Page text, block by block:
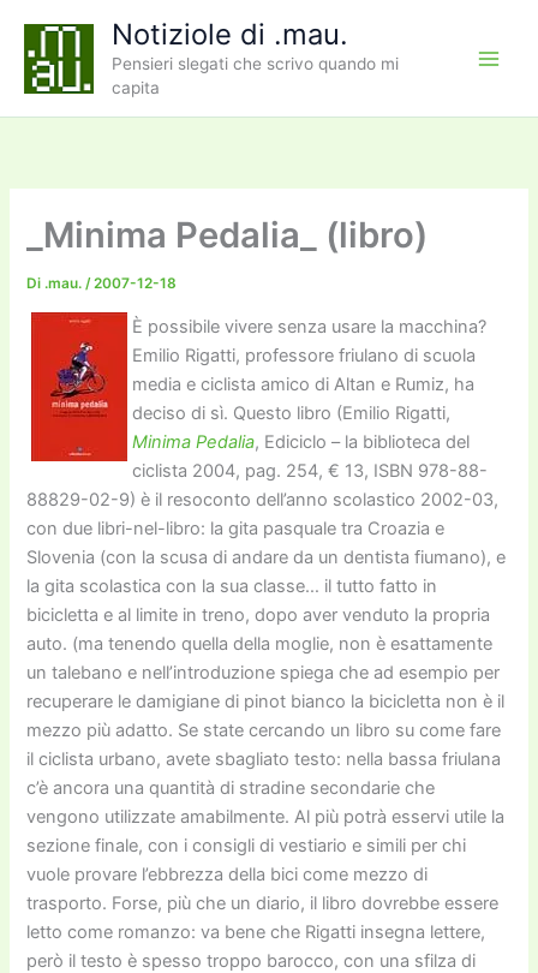
contenuto
Notiziole di .mau.
Pensieri slegati che scrivo quando mi
capita
_Minima Pedalia_ (libro)
Di .mau./2007-12-18
È possibile vivere senza usare la macchina?
Emilio Rigatti, professore friulano di scuola
media e ciclista amico di Altan e Rumiz, ha
deciso di sì. Questo libro (Emilio Rigatti,
Minima Pedalia, Ediciclo – la biblioteca del
ciclista 2004, pag. 254, € 13, ISBN 978-88-
88829-02-9) è il resoconto dell’anno scolastico 2002-03,
con due libri-nel-libro: la gita pasquale tra Croazia e
Slovenia (con la scusa di andare da un dentista fiumano), e
la gita scolastica con la sua classe… il tutto fatto in
bicicletta e al limite in treno, dopo aver venduto la propria
auto. (ma tenendo quella della moglie, non è esattamente
un talebano e nell’introduzione spiega che ad esempio per
recuperare le damigiane di pinot bianco la bicicletta non è il
mezzo più adatto. Se state cercando un libro su come fare
il ciclista urbano, avete sbagliato testo: nella bassa friulana
c’è ancora una quantità di stradine secondarie che
vengono utilizzate amabilmente. Al più potrà esservi utile la
sezione finale, con i consigli di vestiario e simili per chi
vuole provare l’ebbrezza della bici come mezzo di
trasporto. Forse, più che un diario, il libro dovrebbe essere
letto come romanzo: va bene che Rigatti insegna lettere,
però il testo è spesso troppo barocco, con una sfilza di